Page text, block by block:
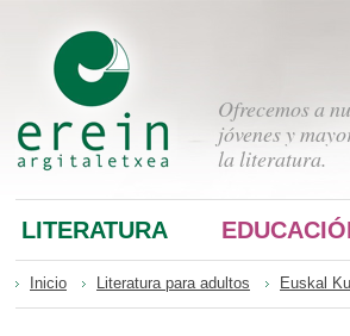
Ofrecemos a
jóvenes y
la literatura.
LITERATURA
Inicio Literatura para adultos Euskal